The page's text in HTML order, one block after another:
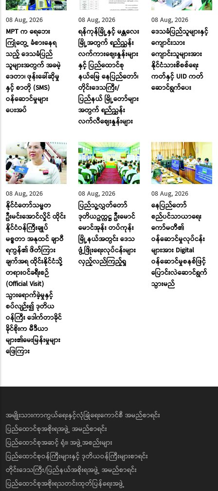
08 Aug, 2026
MPT က ရေဘေး
ကြုံတွေ့ ခံစားနေရ
သည့် ဒေသခံပြည်
သူများအတွက် အခမဲ့
ဒေတာ၊ ဖုန်းခေါ်ဆိုမှု
နှင့် စာတို (SMS)
ဝန်ဆောင်မှုများ
ပေးအပ်
08 Aug, 2026
ရန်ကုန်မြို့နှင့် မန္တလေး
မြို့အတွက် ရည်ညွှန်း
လက်ကားဈေးနှုန်းများ
နှင့် ပြည်ထောင်စု
နယ်မြေ နေပြည်တော်၊
တိုင်းဒေသကြီး/
ပြည်နယ် မြို့တော်များ
အတွက် ရည်ညွှန်း
လက်လီဈေးနှုန်းများ
08 Aug, 2026
ဒေသခံပြည်သူများနှင့်
ကျောင်းသား
ကျောင်းသူများအား
နိုင်ငံသားစိစစ်ရေး
ကတ်နှင့် UID ကတ်
ဆောင်ရွက်ပေး
08 Aug, 2026
နိုင်ငံတော်သမ္မတ
ဦးမင်းအောင်လှိုင် ထိုင်း
နိုင်ငံဝန်ကြီးချုပ်
မစ္စတာ အနုထင် ချာဝီ
ရကွန်၏ ဖိတ်ကြား
ချက်အရ ထိုင်းနိုင်ငံသို့
တရားဝင်ခရီးစဉ်
(Official Visit)
သွားရောက်ခဲ့မှုနှင့်
စပ်လျဉ်း၍ ဒုတိယ
ဝန်ကြီး ဒေါက်တာခိုင်
ခိုင်စိုးက မီဒီယာ
များ၏မေးမြန်းမှုများ
ဖြေကြား
08 Aug, 2026
ပြည်သူ့လွှတ်တော်
ဒုတိယဥက္ကဋ္ဌ ဦးမောင်
မောင်အုန်း တပ်ကုန်း
မြို့နယ်အတွင်း ဒေသ
ဖွံ့ဖြိုးရေးလုပ်ငန်းများ
လှည့်လည်ကြည့်ရှု
08 Aug, 2026
နေပြည်တော်
စည်ပင်သာယာရေး
ကော်မတီ၏
ဝန်ဆောင်မှုလုပ်ငန်း
များအား Digital
ဝန်ဆောင်မှုစနစ်ဖြင့်
ပြောင်းလဲဆောင်ရွက်
သွားမည်
အမျိုးသားကာကွယ်ရေးနှင့်လုံခြုံရေးကောင်စီ အမည်စာရင်း
ပြည်ထောင်စုအစိုးရအဖွဲ့ အမည်စာရင်း
ပြည်ထောင်စုအဆင့် ရုံး၊ အဖွဲ့အစည်းများ
ပြည်ထောင်စုဝန်ကြီးများနှင့် ဒုတိယဝန်ကြီးများစာရင်း
တိုင်းဒေသကြီး/ပြည်နယ်အစိုးရအဖွဲ့ အမည်စာရင်း
ပြည်ထောင်စုအစိုးရသတင်းထုတ်ပြန်ရေးအဖွဲ့